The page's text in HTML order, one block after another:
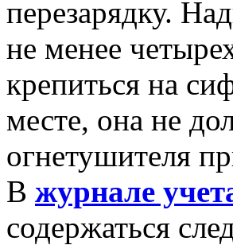
перезарядку.
не менее
крепиться на
месте, она не
огнетушителя
В журнале
содержаться